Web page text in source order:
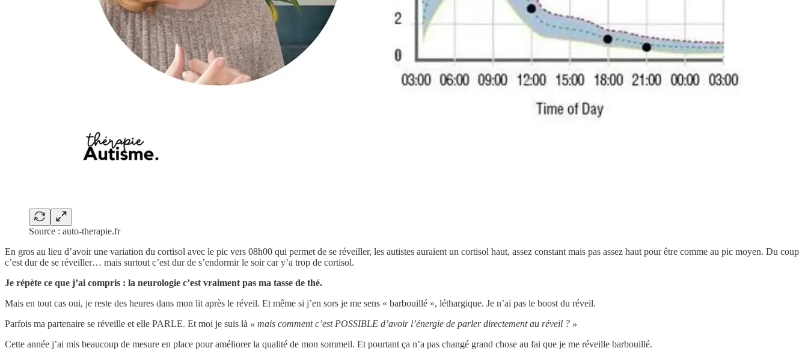
Source : auto-therapie.fr
En gros au lieu d’avoir une variation du cortisol avec le pic vers 08h00 qui permet de se réveiller, les autistes auraient un cortisol haut, assez constant mais pas assez haut pour être comme au pic moyen. Du coup
c’est dur de se réveiller… mais surtout c’est dur de s’endormir le soir car y’a trop de cortisol.
Je répète ce que j’ai compris : la neurologie c’est vraiment pas ma tasse de thé.
Mais en tout cas oui, je reste des heures dans mon lit après le réveil. Et même si j’en sors je me sens « barbouillé », léthargique. Je n’ai pas le boost du réveil.
Parfois ma partenaire se réveille et elle PARLE. Et moi je suis là « mais comment c’est POSSIBLE d’avoir l’énergie de parler directement au réveil ? »
Cette année j’ai mis beaucoup de mesure en place pour améliorer la qualité de mon sommeil. Et pourtant ça n’a pas changé grand chose au fai que je me réveille barbouillé.